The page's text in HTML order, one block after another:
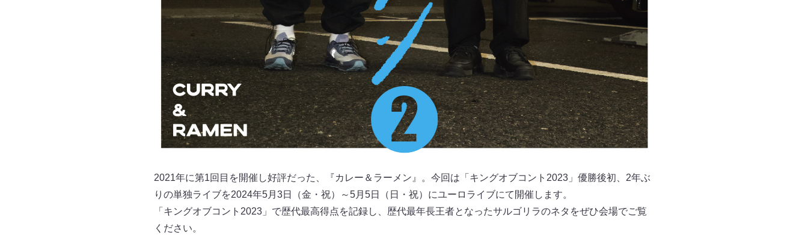
2021年に第1回目を開催し好評だった、『カレー＆ラーメン』。今回は「キングオブコント2023」優勝後初、2年ぶ
りの単独ライブを2024年5月3日（金・祝）～5月5日（日・祝）にユーロライブにて開催します。
「キングオブコント2023」で歴代最高得点を記録し、歴代最年長王者となったサルゴリラのネタをぜひ会場でご覧
ください。